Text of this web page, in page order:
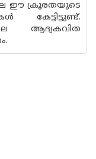
ഈ ക്രൂരതയുടെ
കേട്ടിട്ടുണ്ട്.
ആദ്യകവിത